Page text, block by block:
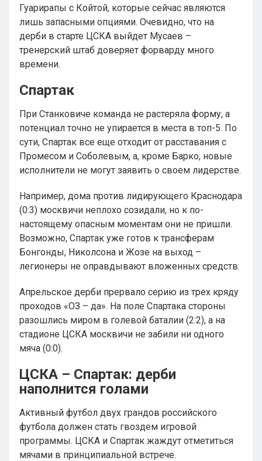
Гуарирапы с Койтой, которые сейчас являются
лишь запасными опциями. Очевидно, что на
дерби в старте ЦСКА выйдет Мусаев –
тренерский штаб доверяет форварду много
времени.
Спартак
При Станковиче команда не растеряла форму, а
потенциал точно не упирается в места в топ-5. По
сути, Спартак все еще отходит от расставания с
Промесом и Соболевым, а, кроме Барко, новые
исполнители не могут заявить о своем лидерстве.
Например, дома против лидирующего Краснодара
(0:3) москвичи неплохо созидали, но к по-
настоящему опасным моментам они не пришли.
Возможно, Спартак уже готов к трансферам
Бонгонды, Николсона и Жозе на выход –
легионеры не оправдывают вложенных средств.
Апрельское дерби прервало серию из трех кряду
проходов «ОЗ – да». На поле Спартака стороны
разошлись миром в голевой баталии (2:2), а на
стадионе ЦСКА москвичи не забили ни одного
мяча (0:0).
ЦСКА – Спартак: дерби
наполнится голами
Активный футбол двух грандов российского
футбола должен стать гвоздем игровой
программы. ЦСКА и Спартак жаждут отметиться
мячами в принципиальной встрече.